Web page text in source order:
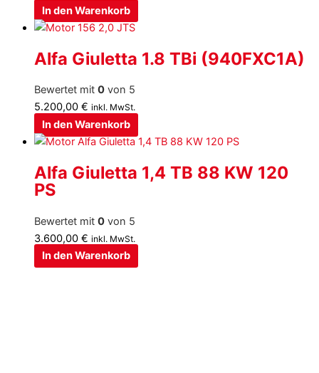
In den Warenkorb
Alfa Giuletta 1.8 TBi (940FXC1A)
Bewertet mit 0 von 5
5.200,00 € inkl. MwSt.
In den Warenkorb
Alfa Giuletta 1,4 TB 88 KW 120
PS
Bewertet mit 0 von 5
3.600,00 € inkl. MwSt.
In den Warenkorb